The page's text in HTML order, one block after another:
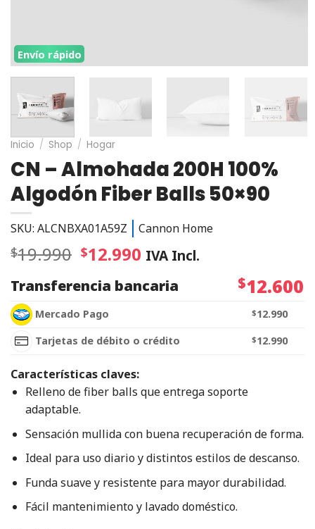
Envío rápido
Inicio / Shop / Hogar
CN – Almohada 200H 100%
Algodón Fiber Balls 50×90
SKU: ALCNBXA01A59Z Cannon Home
$19.990 $12.990 IVA Incl.
Transferencia bancaria
$12.600
Mercado Pago $12.990
Tarjetas de débito o crédito
$12.990
Características claves:
Relleno de fiber balls que entrega soporte
adaptable.
Sensación mullida con buena recuperación de forma.
Ideal para uso diario y distintos estilos de descanso.
Funda suave y resistente para mayor durabilidad.
Fácil mantenimiento y lavado doméstico.